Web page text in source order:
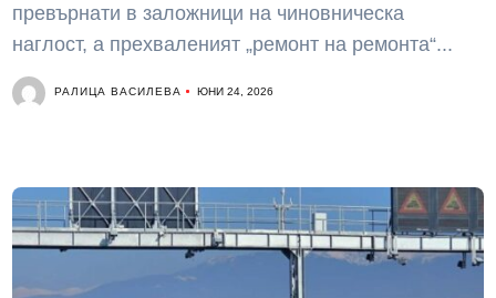
превърнати в заложници на чиновническа
наглост, а прехваленият „ремонт на ремонта“...
РАЛИЦА ВАСИЛЕВА ЮНИ 24, 2026